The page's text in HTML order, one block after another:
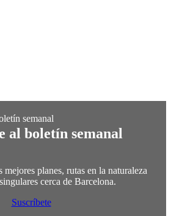
al boletín semanal
mejores planes, rutas en la naturaleza
cerca de Barcelona.
Suscríbete